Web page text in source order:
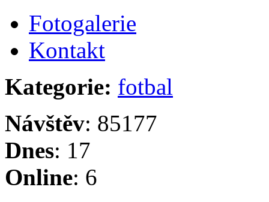
Fotogalerie
Kontakt
Kategorie: fotbal
Návštěv: 85177
Dnes: 17
Online: 6